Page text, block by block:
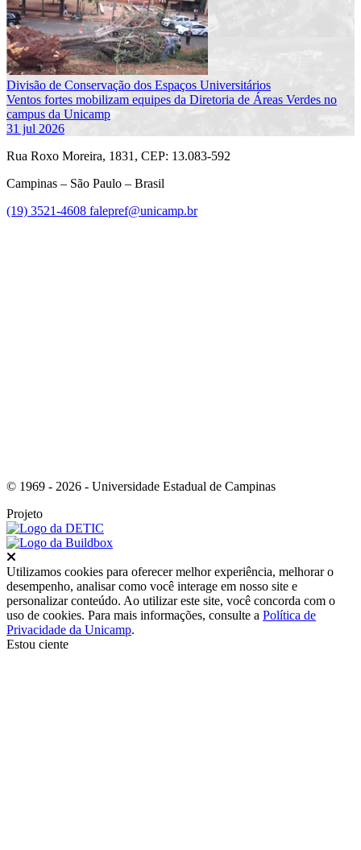
Divisão de Conservação dos Espaços Universitários
Ventos fortes mobilizam equipes da Diretoria de Áreas Verdes no
campus da Unicamp
31 jul 2026
Rua Roxo Moreira, 1831, CEP: 13.083-592
Campinas – São Paulo – Brasil
(19) 3521-4608 falepref@unicamp.br
© 1969 - 2026 - Universidade Estadual de Campinas
Projeto
Utilizamos cookies para oferecer melhor experiência, melhorar o
desempenho, analisar como você interage em nosso site e
personalizar conteúdo. Ao utilizar este site, você concorda com o
uso de cookies. Para mais informações, consulte a Política de
Privacidade da Unicamp.
Estou ciente